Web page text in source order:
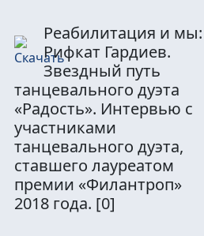
Реабилитация и мы:
Рифкат Гардиев.
Звездный путь
танцевального дуэта
«Радость». Интервью с
участниками
танцевального дуэта,
ставшего лауреатом
премии «Филантроп»
2018 года. [0]